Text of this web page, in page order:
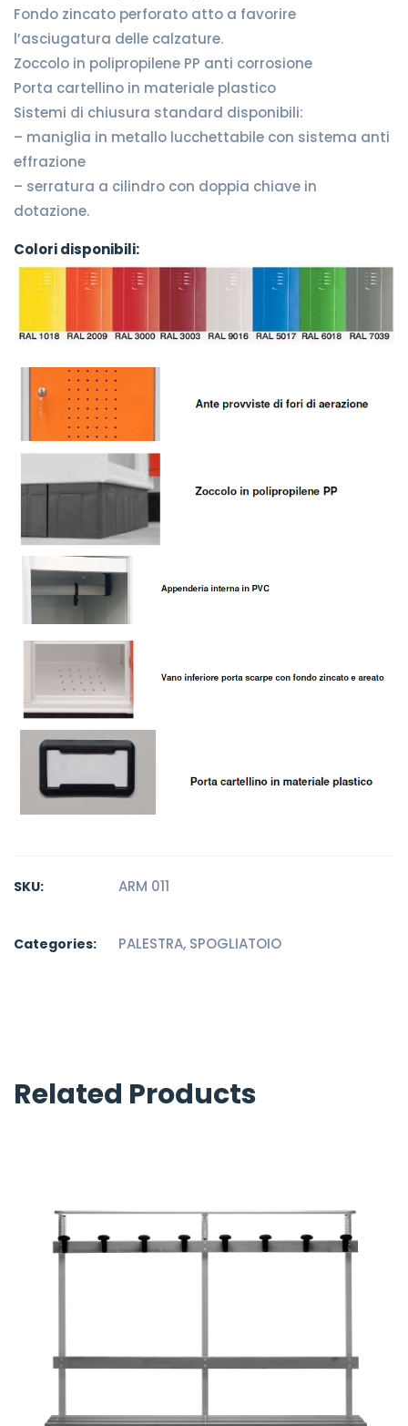
Fondo zincato perforato atto a favorire
l’asciugatura delle calzature.
Zoccolo in polipropilene PP anti corrosione
Porta cartellino in materiale plastico
Sistemi di chiusura standard disponibili:
– maniglia in metallo lucchettabile con sistema anti
effrazione
– serratura a cilindro con doppia chiave in
dotazione.
Colori disponibili:
SKU: ARM 011
Categories: PALESTRA, SPOGLIATOIO
Related Products